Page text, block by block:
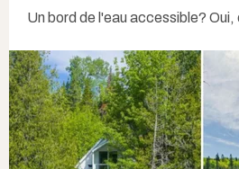
Un bord de l'eau accessible?